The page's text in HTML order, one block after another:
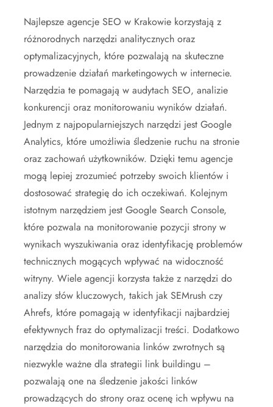
Najlepsze agencje SEO w Krakowie korzystają z
różnorodnych narzędzi analitycznych oraz
optymalizacyjnych, które pozwalają na skuteczne
prowadzenie działań marketingowych w internecie.
Narzędzia te pomagają w audytach SEO, analizie
konkurencji oraz monitorowaniu wyników działań.
Jednym z najpopularniejszych narzędzi jest Google
Analytics, które umożliwia śledzenie ruchu na stronie
oraz zachowań użytkowników. Dzięki temu agencje
mogą lepiej zrozumieć potrzeby swoich klientów i
dostosować strategię do ich oczekiwań. Kolejnym
istotnym narzędziem jest Google Search Console,
które pozwala na monitorowanie pozycji strony w
wynikach wyszukiwania oraz identyfikację problemów
technicznych mogących wpływać na widoczność
witryny. Wiele agencji korzysta także z narzędzi do
analizy słów kluczowych, takich jak SEMrush czy
Ahrefs, które pomagają w identyfikacji najbardziej
efektywnych fraz do optymalizacji treści. Dodatkowo
narzędzia do monitorowania linków zwrotnych są
niezwykle ważne dla strategii link buildingu –
pozwalają one na śledzenie jakości linków
prowadzących do strony oraz ocenę ich wpływu na